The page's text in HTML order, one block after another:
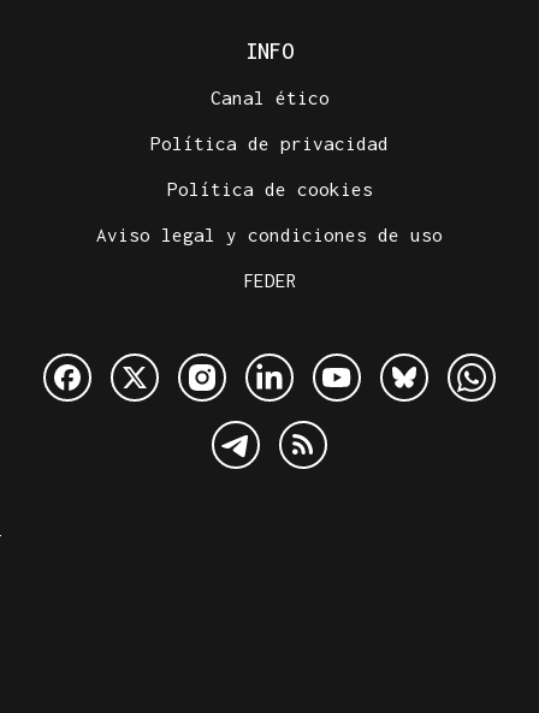
INFO
Canal ético
Política de privacidad
Política de cookies
Aviso legal y condiciones de uso
FEDER